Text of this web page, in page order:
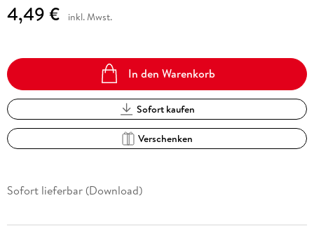
4,49 € inkl. Mwst.
In den Warenkorb
Sofort kaufen
Verschenken
Sofort lieferbar (Download)